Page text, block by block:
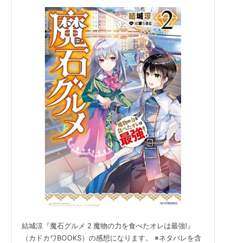
結城涼『魔石グルメ 2 魔物の力を食べたオレは最強!』
（カドカワBOOKS）の感想になります。 ※ネタバレを含